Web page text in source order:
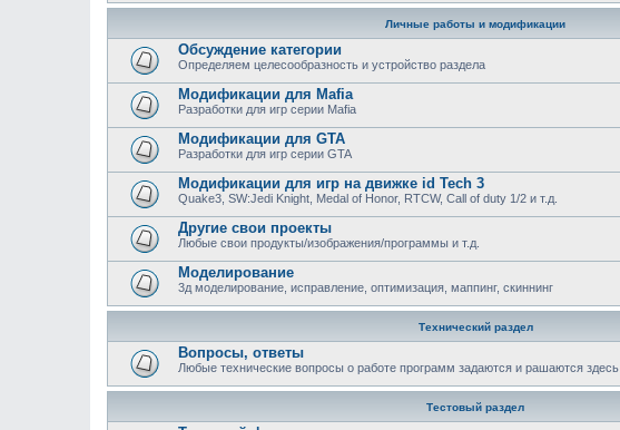
Личные работы и модификации
Обсуждение категории
Определяем целесообразность и устройство раздела
Модификации для Mafia
Разработки для игр серии Mafia
Модификации для GTA
Разработки для игр серии GTA
Модификации для игр на движке id Tech 3
Quake3, SW:Jedi Knight, Medal of Honor, RTCW, Call of duty 1/2 и т.д.
Другие свои проекты
Любые свои продукты/изображения/программы и т.д.
Моделирование
3д моделирование, исправление, оптимизация, маппинг, скиннинг
Технический раздел
Вопросы, ответы
Любыe технические вопросы о работе программ задаются и рашаются здесь
Тестовый раздел